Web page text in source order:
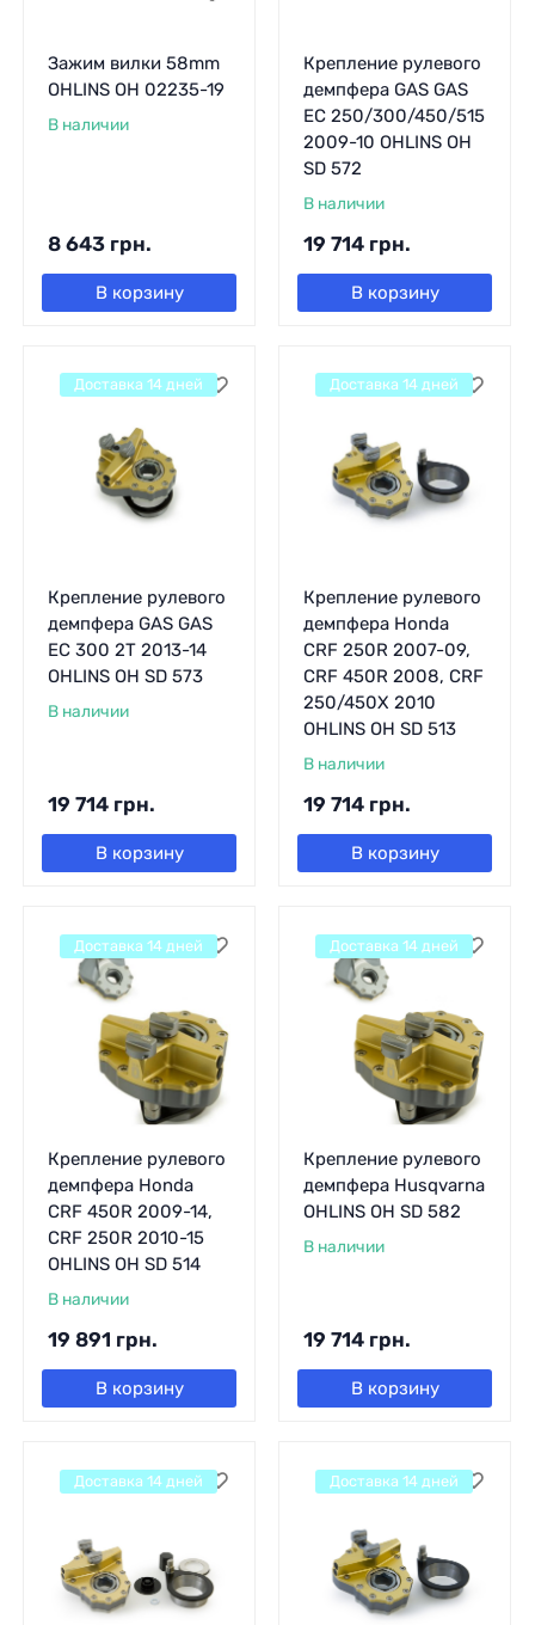
Зажим вилки 58mm
OHLINS OH 02235-19
В наличии
8 643 грн.
В корзину
Крепление рулевого
демпфера GAS GAS
EC 250/300/450/515
2009-10 OHLINS OH
SD 572
В наличии
19 714 грн.
В корзину
Крепление рулевого
демпфера GAS GAS
EC 300 2T 2013-14
OHLINS OH SD 573
В наличии
19 714 грн.
В корзину
Доставка 14 дней
Крепление рулевого
демпфера Honda
CRF 250R 2007-09,
CRF 450R 2008, CRF
250/450X 2010
OHLINS OH SD 513
В наличии
19 714 грн.
В корзину
Доставка 14 дней
Крепление рулевого
демпфера Honda
CRF 450R 2009-14,
CRF 250R 2010-15
OHLINS OH SD 514
В наличии
19 891 грн.
В корзину
Доставка 14 дней
Крепление рулевого
демпфера Husqvarna
OHLINS OH SD 582
В наличии
19 714 грн.
В корзину
Доставка 14 дней
Доставка 14 дней Доставка 14 дней